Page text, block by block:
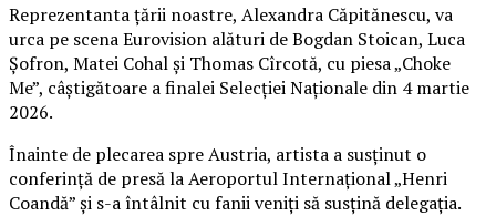
Reprezentanta țării noastre, Alexandra Căpitănescu, va
urca pe scena Eurovision alături de Bogdan Stoican, Luca
Șofron, Matei Cohal și Thomas Cîrcotă, cu piesa „Choke
Me”, câștigătoare a finalei Selecției Naționale din 4 martie
2026.
Înainte de plecarea spre Austria, artista a susținut o
conferință de presă la Aeroportul Internațional „Henri
Coandă” și s-a întâlnit cu fanii veniți să susțină delegația.